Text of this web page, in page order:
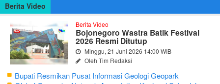
Berita Video
Berita Video
Bojonegoro Wastra Batik Festival
2026 Resmi Ditutup
Minggu, 21 Juni 2026 14:00 WIB
Oleh Tim Redaksi
Bupati Resmikan Pusat Informasi Geologi Geopark